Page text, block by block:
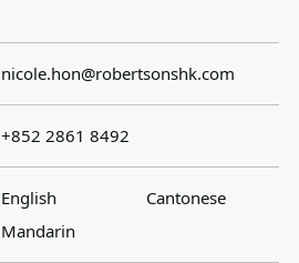
nicole.hon@robertsonshk.com
+852 2861 8492
English
Cantonese
Mandarin